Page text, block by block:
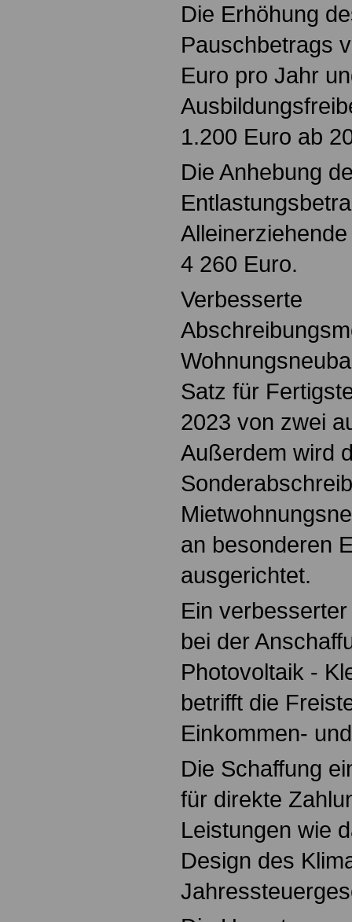
Die Erhöhung
Pauschbetrags
Euro pro Jahr
1.200 Euro ab
Die Anhebung
4 260 Euro.
Verbesserte
Satz für
2023 von zwei
Außerdem wird
an besonderen
ausgerichtet.
Ein
bei der
Photovoltaik -
betrifft die
Einkommen-
Die Schaffung
für direkte
Leistungen wie
Design des